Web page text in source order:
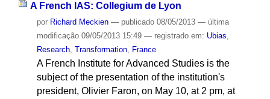
A French IAS: Collegium de Lyon
por Richard Meckien — publicado08/05/2013 — última
modificação09/05/2013 15:49 — registrado em: Ubias,
Research, Transformation, France
A French Institute for Advanced Studies is the
subject of the presentation of the institution's
president, Olivier Faron, on May 10, at 2 pm, at